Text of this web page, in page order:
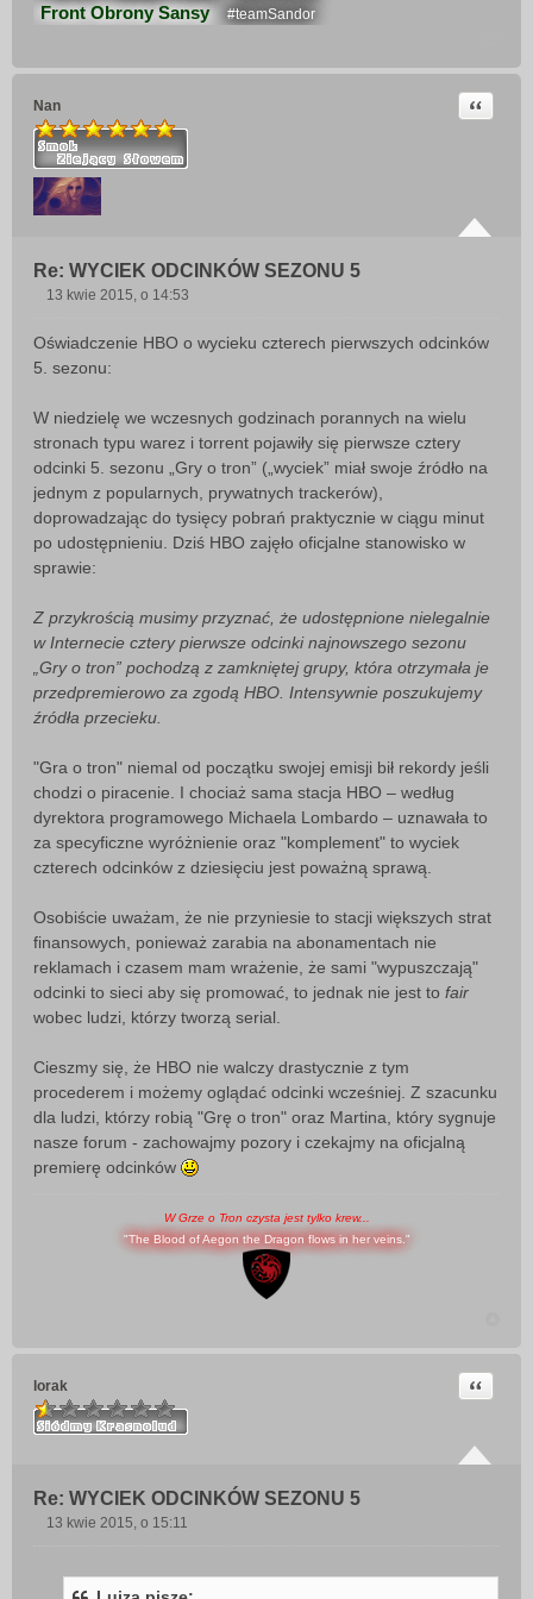
Front Obrony Sansy #teamSandor
Nan
Re: WYCIEK ODCINKÓW SEZONU 5
Cytuj
s
13 kwie 2015, o 14:53
Oświadczenie HBO o wycieku czterech pierwszych odcinków
5. sezonu:
W niedzielę we wczesnych godzinach porannych na wielu
stronach typu warez i torrent pojawiły się pierwsze cztery
odcinki 5. sezonu „Gry o tron” („wyciek” miał swoje źródło na
jednym z popularnych, prywatnych trackerów),
doprowadzając do tysięcy pobrań praktycznie w ciągu minut
po udostępnieniu. Dziś HBO zajęło oficjalne stanowisko w
sprawie:
Z przykrością musimy przyznać, że udostępnione nielegalnie
w Internecie cztery pierwsze odcinki najnowszego sezonu
„Gry o tron” pochodzą z zamkniętej grupy, która otrzymała je
przedpremierowo za zgodą HBO. Intensywnie poszukujemy
źródła przecieku.
"Gra o tron" niemal od początku swojej emisji bił rekordy jeśli
chodzi o piracenie. I chociaż sama stacja HBO – według
dyrektora programowego Michaela Lombardo – uznawała to
za specyficzne wyróżnienie oraz "komplement" to wyciek
czterech odcinków z dziesięciu jest poważną sprawą.
Osobiście uważam, że nie przyniesie to stacji większych strat
finansowych, ponieważ zarabia na abonamentach nie
reklamach i czasem mam wrażenie, że sami "wypuszczają"
odcinki to sieci aby się promować, to jednak nie jest to fair
wobec ludzi, którzy tworzą serial.
Cieszmy się, że HBO nie walczy drastycznie z tym
procederem i możemy oglądać odcinki wcześniej. Z szacunku
dla ludzi, którzy robią "Grę o tron" oraz Martina, który sygnuje
nasze forum - zachowajmy pozory i czekajmy na oficjalną
premierę odcinków
W Grze o Tron czysta jest tylko krew...
"The Blood of Aegon the Dragon flows in her veins."
lorak
Re: WYCIEK ODCINKÓW SEZONU 5
Cytuj
13 kwie 2015, o 15:11